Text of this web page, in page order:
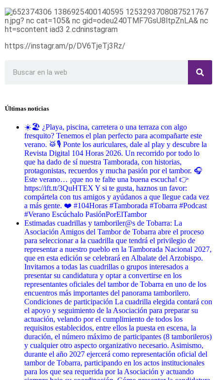
https://instagr.am/p/DV6TjeTj3Rz/
Últimas noticias
☀️🏖️ ¿Playa, piscina, carretera o una terraza con algo
fresquito? Tenemos el plan perfecto para acompañarte este
verano. 🥁🎙️ Ponte los auriculares, dale al play y descubre la
Revista Digital 104 Horas 2026. Un recorrido por todo lo
que ha dado de sí nuestra Tamborada, con historias,
protagonistas, recuerdos y mucha pasión por el tambor. 🎧
Este verano… ¡que no te falte una buena escucha! 👉
https://ift.tt/3QuHTEX Y si te gusta, haznos un favor:
compártela con tus amigos y ayúdanos a que llegue cada vez
a más gente. ❤️ #104Horas #Tamborada #Tobarra #Podcast
#Verano Escúchalo PasiónPorElTambor
Estimadas cuadrillas y tamboriler@s de Tobarra: La
Asociación Amigos del Tambor de Tobarra abre el proceso
para seleccionar a la cuadrilla que tendrá el privilegio de
representar a nuestro pueblo en la Tamborada Nacional 2027,
que en esta edición se celebrará en Albalate del Arzobispo.
Invitamos a todas las cuadrillas o grupos interesados a
presentar su candidatura y optar a convertirse en los
representantes oficiales del tambor de Tobarra en uno de los
encuentros más importantes del panorama tamborilero.
Condiciones de participación La cuadrilla elegida contará con
el apoyo y seguimiento de la Asociación para preparar su
actuación, velando por el cumplimiento de todos los
requisitos establecidos, entre ellos la puesta en escena, la
duración, el número máximo de participantes (8 tamborileros)
y cualquier otro aspecto organizativo necesario. Asimismo,
durante el año 2027 ejercerá como representación oficial del
tambor de Tobarra, participando en los actos institucionales
para los que sea requerida por la Asociación y actuando